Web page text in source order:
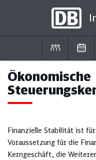
Ökonomische
Finanzielle Stabilität ist
Voraussetzung für die
Kerngeschäft, die